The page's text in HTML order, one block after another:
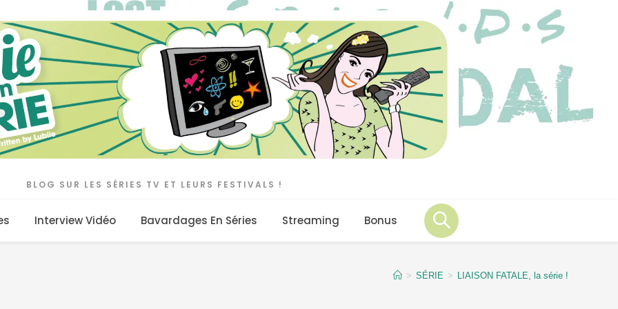
BLOG SUR LES SÉRIES TV ET LEURS FESTIVALS !
Interview Vidéo Bavardages En Séries Streaming Bonus
> SÉRIE > LIAISON FATALE, la série !